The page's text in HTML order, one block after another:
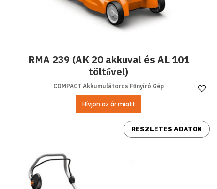
RMA 239 (AK 20 akkuval és AL 101
töltővel)
COMPACT Akkumulátoros Fűnyíró Gép
Hívjon az ár miatt
RÉSZLETES ADATOK